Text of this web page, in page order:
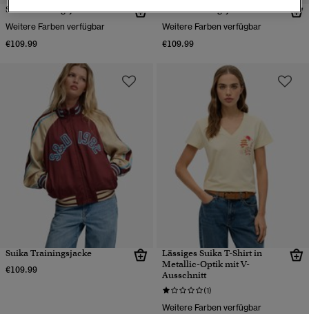
Suika Trainingsjacke
Weitere Farben verfügbar
€109.99
Suika Trainingsjacke
Weitere Farben verfügbar
€109.99
Suika Trainingsjacke
€109.99
Lässiges Suika T-Shirt in
Metallic-Optik mit V-
Ausschnitt
(1)
Weitere Farben verfügbar